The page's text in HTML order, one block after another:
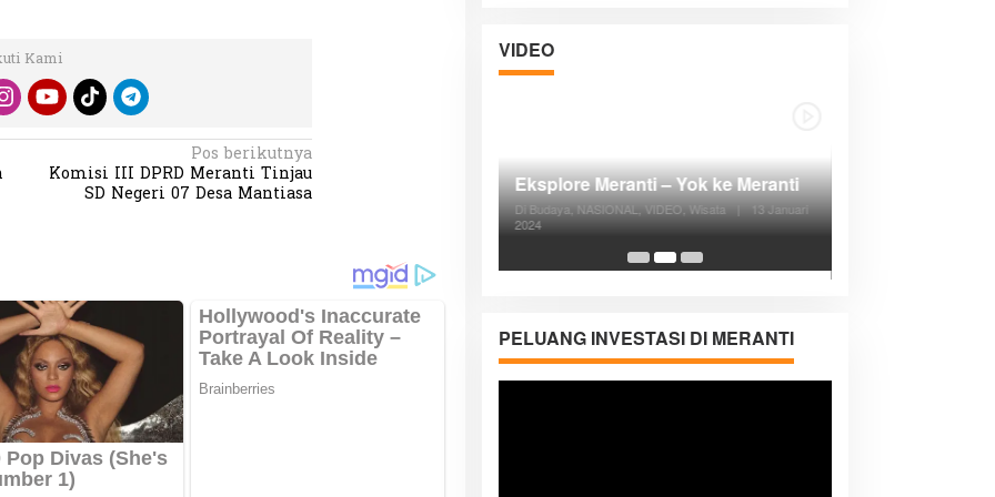
Kami
Pos berikutnya
Komisi III DPRD Meranti Tinjau
SD Negeri 07 Desa Mantiasa
VIDEO
dalam
Internasional
Eksplore Meranti – Yok ke Meranti
05:08
Posyandu Melayani Semua Siklus
Hidup
Di ADVERTORIAL, Kesehatan, VIDEO |
27
Desember 2023
PELUANG INVESTASI DI MERANTI